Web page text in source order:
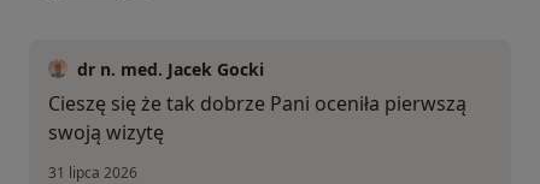
dr n. med. Jacek Gocki
Cieszę się że tak dobrze Pani oceniła pierwszą
swoją wizytę
31 lipca 2026